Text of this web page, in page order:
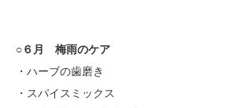
○６月 梅雨のケア
・ハーブの歯磨き
・スパイスミックス